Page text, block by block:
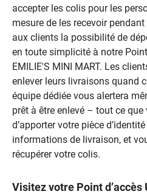
accepter les colis pour les
mesure de les recevoir
aux clients la possibilité de
en toute simplicité à notre
EMILIE'S MINI MART. Les
enlever leurs livraisons quand
équipe dédiée vous alertera
prêt à être enlevé – tout ce
d’apporter votre pièce
informations de livraison, et
récupérer votre colis.
Visitez votre Point d’accès